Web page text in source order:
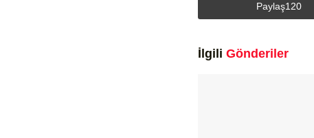
Paylaş120
İlgili Gönderiler